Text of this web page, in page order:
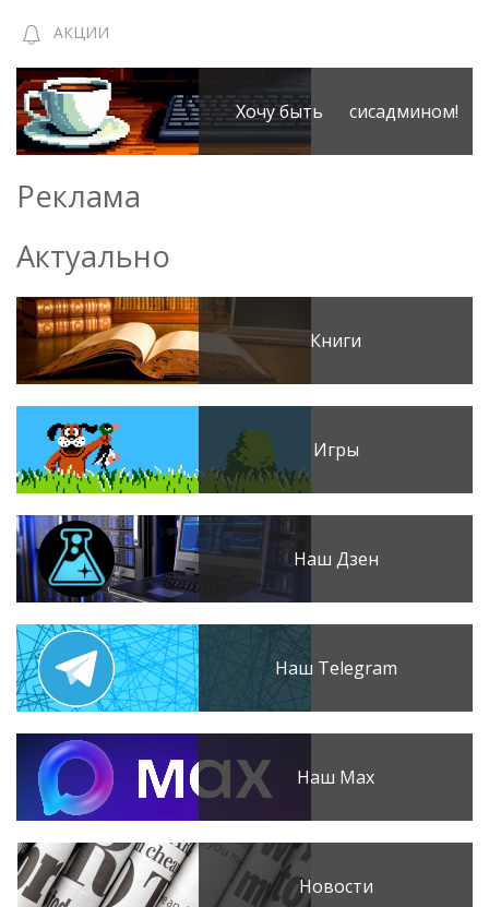
АКЦИИ
Хочу быть сисадмином!
Реклама
Актуально
Книги
Игры
Наш Дзен
Наш Telegram
Наш Max
Новости